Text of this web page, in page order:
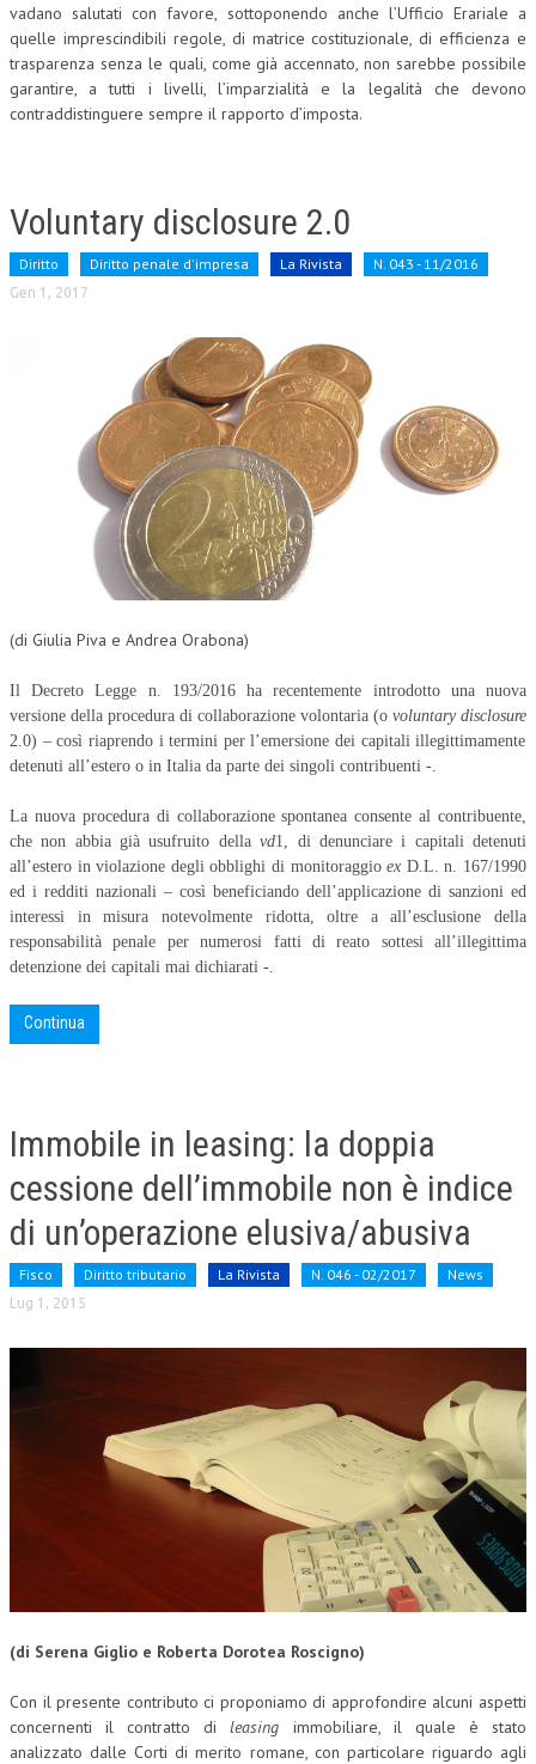
vadano salutati con favore, sottoponendo anche l’Ufficio Erariale a
quelle imprescindibili regole, di matrice costituzionale, di efficienza e
trasparenza senza le quali, come già accennato, non sarebbe possibile
garantire, a tutti i livelli, l’imparzialità e la legalità che devono
contraddistinguere sempre il rapporto d’imposta.
Voluntary disclosure 2.0
Diritto Diritto penale d'impresa La Rivista N. 043 - 11/2016
Gen 1, 2017
(di Giulia Piva e Andrea Orabona)
Il Decreto Legge n. 193/2016 ha recentemente introdotto una nuova
versione della procedura di collaborazione volontaria (o voluntary disclosure
2.0) – così riaprendo i termini per l’emersione dei capitali illegittimamente
detenuti all’estero o in Italia da parte dei singoli contribuenti -.
La nuova procedura di collaborazione spontanea consente al contribuente,
che non abbia già usufruito dellavd1, di denunciare i capitali detenuti
all’estero in violazione degli obblighi di monitoraggioex D.L. n. 167/1990
ed i redditi nazionali – così beneficiando dell’applicazione di sanzioni ed
interessi in misura notevolmente ridotta, oltre a all’esclusione della
responsabilità penale per numerosi fatti di reato sottesi all’illegittima
detenzione dei capitali mai dichiarati -.
Continua
Immobile in leasing: la doppia
cessione dell’immobile non è indice
di un’operazione elusiva/abusiva
Fisco Diritto tributario La Rivista N. 046 - 02/2017 News
Lug 1, 2015
(di Serena Giglio e Roberta Dorotea Roscigno)
Con il presente contributo ci proponiamo di approfondire alcuni aspetti
concernenti il contratto dileasing immobiliare, il quale è stato
analizzato dalle Corti di merito romane, con particolare riguardo agli